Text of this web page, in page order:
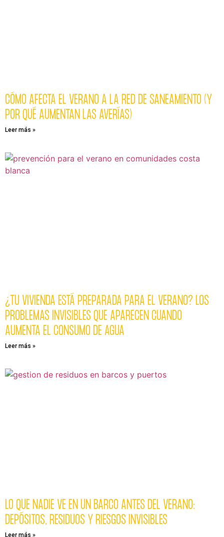
CÓMO AFECTA EL VERANO A LA RED DE SANEAMIENTO (Y
POR QUÉ AUMENTAN LAS AVERÍAS)
Leer más »
¿TU VIVIENDA ESTÁ PREPARADA PARA EL VERANO? LOS
PROBLEMAS INVISIBLES QUE APARECEN CUANDO
AUMENTA EL CONSUMO DE AGUA
Leer más »
LO QUE NADIE VE EN UN BARCO ANTES DEL VERANO:
DEPÓSITOS, RESIDUOS Y RIESGOS INVISIBLES
Leer más »